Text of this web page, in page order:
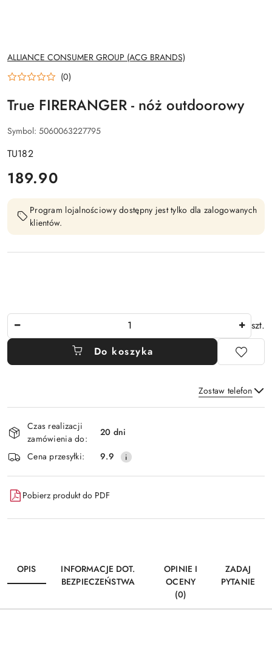
NAZWA
PRODUCENTA:
ALLIANCE CONSUMER GROUP (ACG BRANDS)
(0)
True FIRERANGER - nóż outdoorowy
Symbol: 5060063227795
TU182
cena:
189.90
Program lojalnościowy dostępny jest tylko dla zalogowanych
klientów.
szt.
Do koszyka
Zostaw telefon
Dostępność
i
dostawa
Czas realizacji
zamówienia do:
20 dni
Cena przesyłki:
9.9
Pobierz produkt do PDF
OPIS
INFORMACJE DOT.
BEZPIECZEŃSTWA
OPINIE I
OCENY
(0)
ZADAJ
PYTANIE